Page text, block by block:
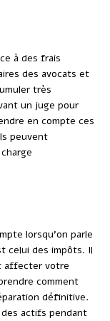
à des frais
des avocats et
très
un juge pour
en compte ces
peuvent
lorsqu’on parle
celui des impôts. Il
affecter votre
comment
définitive.
actifs pendant